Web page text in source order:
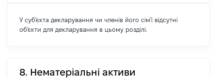
У суб'єкта декларування чи членів його сім'ї відсутні
об'єкти для декларування в цьому розділі.
8. Нематеріальні активи